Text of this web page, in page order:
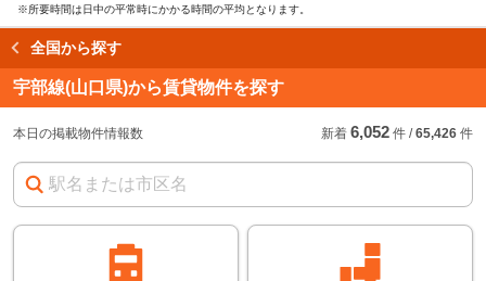
※所要時間は日中の平常時にかかる時間の平均となります。
読み込み中…
始 始発駅 急
は、鉄道会社のホーム
ページなどでご確認く
全国から探す
宇部線(山口県)から賃貸物件を探す
本日の掲載物件情報数 新着 6,052 件 /65,426 件